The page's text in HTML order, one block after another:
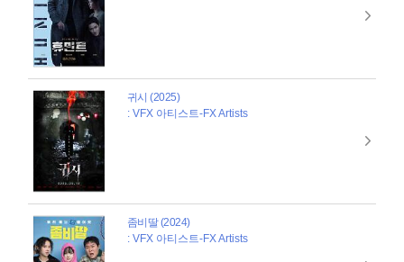
귀시 (2025)
: VFX 아티스트-FX Artists
좀비딸 (2024)
: VFX 아티스트-FX Artists